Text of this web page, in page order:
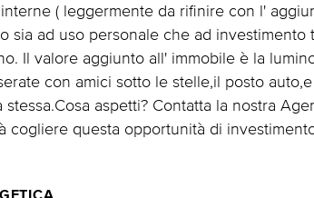
( leggermente da rifinire con l'
sia ad uso personale che ad
Il valore aggiunto all' immobile è la
con amici sotto le stelle,il posto
stessa.Cosa aspetti? Contatta la nostra
cogliere questa opportunità di